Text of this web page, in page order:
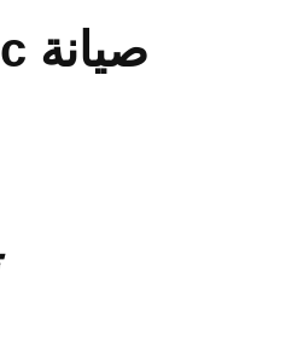
صيانة general electric